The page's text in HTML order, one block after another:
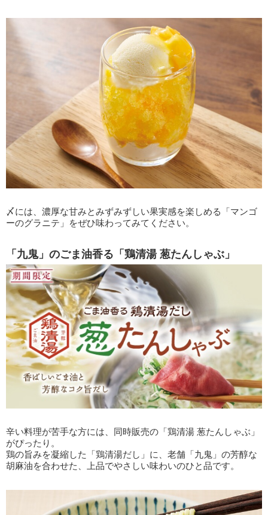
〆には、濃厚な甘みとみずみずしい果実感を楽しめる「マンゴ
ーのグラニテ」をぜひ味わってみてください。
「九鬼」のごま油香る「鶏清湯 葱たんしゃぶ」
辛い料理が苦手な方には、同時販売の「鶏清湯 葱たんしゃぶ」
がぴったり。
鶏の旨みを凝縮した「鶏清湯だし」に、老舗「九鬼」の芳醇な
胡麻油を合わせた、上品でやさしい味わいのひと品です。